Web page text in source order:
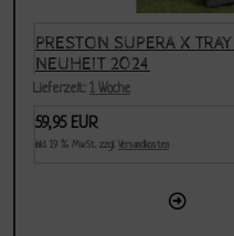
PRESTON SUPERA X
NEUHEIT 2024
Lieferzeit: 1 Woche
59,95 EUR
inkl. 19 % MwSt. zzgl. Versandkosten